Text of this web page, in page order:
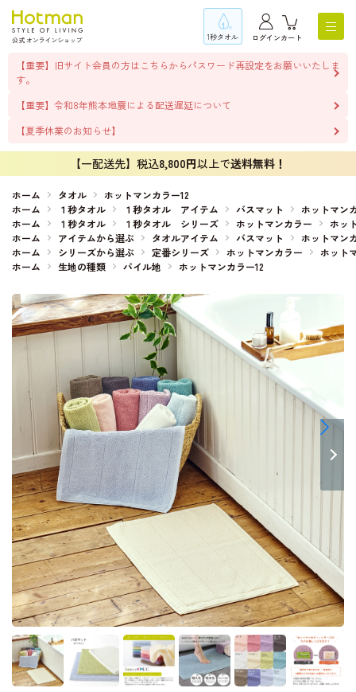
1秒タオル ログインカート
【重要】旧サイト会員の方はこちらからパスワード再設定をお願いいたしま
す。
【重要】令和8年熊本地震による配送遅延について
【夏季休業のお知らせ】
【一配送先】税込8,800円以上で送料無料！
ホーム タオル
ホットマンカラー12
ホーム
１秒タオル １秒タオル アイテム バスマット
ホットマン
ホーム
１秒タオル １秒タオル シリーズ ホットマンカラー
ホッ
ホーム
アイテムから選ぶ タオルアイテム バスマット
ホットマン
ホーム
シリーズから選ぶ 定番シリーズ ホットマンカラー
ホット
ホーム
生地の種類 パイル地 ホットマンカラー12